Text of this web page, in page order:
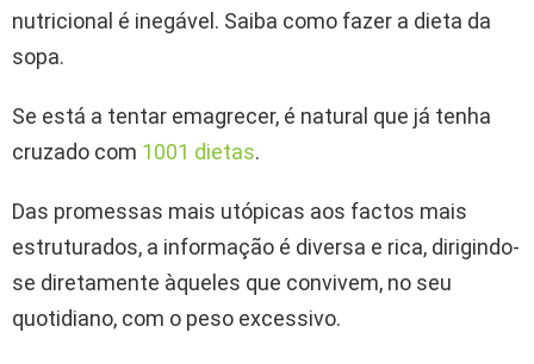
nutricional é inegável. Saiba como fazer a dieta da
sopa.
Se está a tentar emagrecer, é natural que já tenha
cruzado com 1001 dietas.
Das promessas mais utópicas aos factos mais
estruturados, a informação é diversa e rica, dirigindo-
se diretamente àqueles que convivem, no seu
quotidiano, com o peso excessivo.